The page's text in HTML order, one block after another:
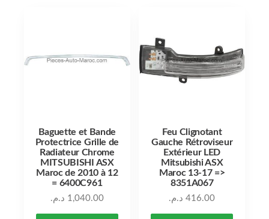
Baguette et Bande
Protectrice Grille de
Radiateur Chrome
MITSUBISHI ASX
Maroc de 2010 à 12
= 6400C961
1,040.00 د.م.
Feu Clignotant
Gauche Rétroviseur
Extérieur LED
Mitsubishi ASX
Maroc 13-17 =>
8351A067
416.00 د.م.